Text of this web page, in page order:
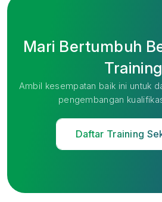
Mari Bertumbuh
Training
Ambil kesempatan baik ini untuk
pengembangan
Daftar Training